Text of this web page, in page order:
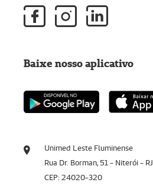
Unimed Leste Fluminense
Rua Dr. Borman, 51 - Niterói - RJ
CEP: 24020-320
Baixe nosso aplicativo